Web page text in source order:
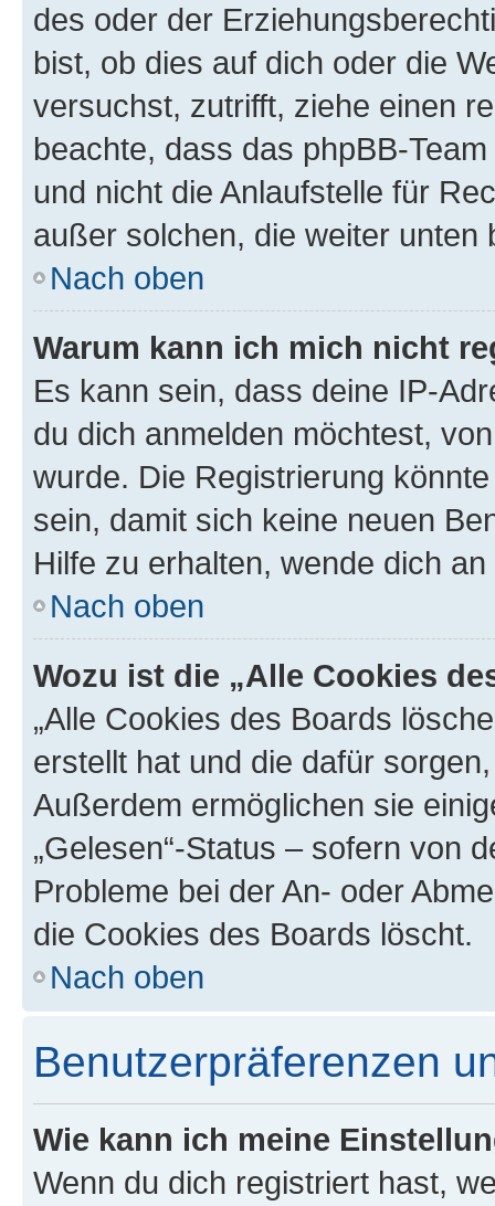
des oder der
bist, ob dies auf dich oder die
versuchst, zutrifft, ziehe einen
beachte, dass das phpBB-
und nicht die Anlaufstelle für
außer solchen, die weiter unten
Nach oben
Warum kann ich mich nicht
Es kann sein, dass deine IP-
du dich anmelden möchtest,
wurde. Die Registrierung
sein, damit sich keine neuen
Hilfe zu erhalten, wende dich
Nach oben
Wozu ist die „Alle Cookies
„Alle Cookies des Boards
erstellt hat und die dafür
Außerdem ermöglichen sie
„Gelesen“-Status – sofern von
Probleme bei der An- oder
die Cookies des Boards löscht.
Nach oben
Benutzerpräferenzen
Wie kann ich meine
Wenn du dich registriert hast,